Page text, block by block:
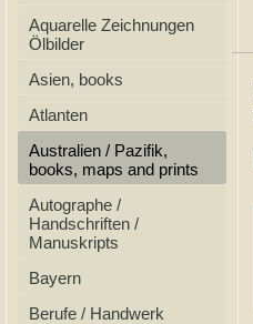
Aquarelle Zeichnungen
Ölbilder
Asien, books
Atlanten
Australien / Pazifik,
books, maps and prints
Autographe /
Handschriften /
Manuskripts
Bayern
Berufe / Handwerk